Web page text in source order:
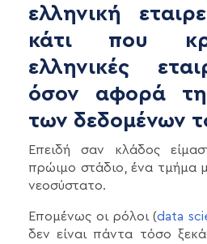
ελληνική
κάτι που
ελληνικές
όσον αφορά τη
των δεδομένων
Επειδή σαν κλάδος
πρώιμο στάδιο, ένα τμήμα
νεοσύστατο.
Επομένως οι ρόλοι (data
δεν είναι πάντα τόσο